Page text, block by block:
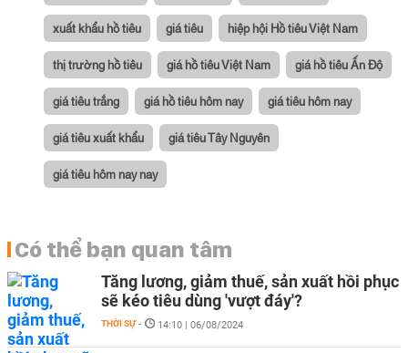
xuất khẩu hồ tiêu giá tiêu hiệp hội Hồ tiêu Việt Nam
thị trường hồ tiêu giá hồ tiêu Việt Nam giá hồ tiêu Ấn Độ
giá tiêu trắng giá hồ tiêu hôm nay giá tiêu hôm nay
giá tiêu xuất khẩu giá tiêu Tây Nguyên
giá tiêu hôm nay nay
Có thể bạn quan tâm
Tăng lương, giảm thuế, sản xuất hồi phục
sẽ kéo tiêu dùng 'vượt đáy'?
THỜI SỰ - 14:10 | 06/08/2024